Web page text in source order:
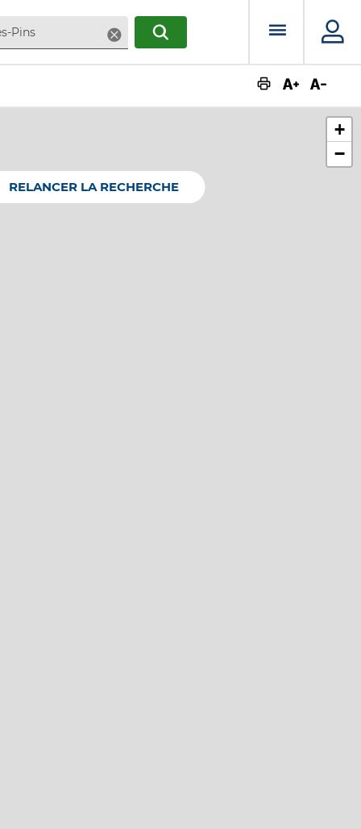
SupprimerRECHERCHERMenu
+
−
RELANCER LA RECHERCHE